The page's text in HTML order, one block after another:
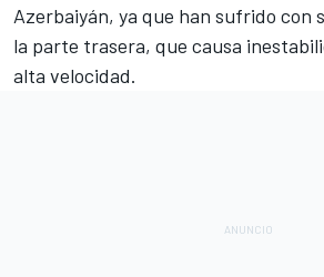
Azerbaiyán, ya que han sufrido con
la parte trasera, que causa
alta velocidad.